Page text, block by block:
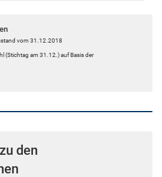
vom 31.12.2018
(Stichtag am 31.12.) auf Basis der
den